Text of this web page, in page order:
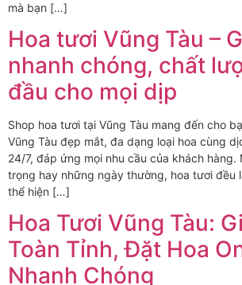
mà bạn […]
Hoa tươi Vũng Tàu –
nhanh chóng, chất
đầu cho mọi dịp
Shop hoa tươi tại Vũng Tàu mang đến cho
Vũng Tàu đẹp mắt, đa dạng loại hoa cùng
24/7, đáp ứng mọi nhu cầu của khách hàng.
trọng hay những ngày thường, hoa tươi đều
thể hiện […]
Hoa Tươi Vũng Tàu:
Toàn Tỉnh, Đặt Hoa
Nhanh Chóng